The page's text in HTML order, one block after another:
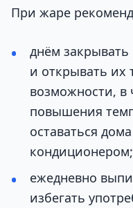
При жаре
днём
и открывать их
возможности, в
повышения
оставаться
кондиционером;
ежедневно
избегать